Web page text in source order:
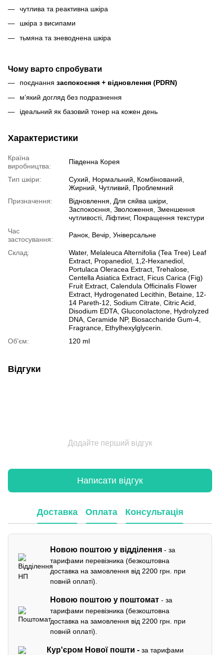
чутлива та реактивна шкіра
шкіра з висипами
тьмяна та зневоднена шкіра
Чому варто спробувати
поєднання заспокоєння + відновлення (PDRN)
м’який догляд без подразнення
ідеальний як базовий тонер на кожен день
Характеристики
Країна
виробництва:
Південна Корея
Тип шкіри:
Сухий, Нормальний, Комбінований,
Жирний, Чутливий, Проблемний
Призначення:
Відновлення, Для сяйва шкіри,
Заспокоєння, Зволоження, Зменшення
чутливості, Ліфтинг, Покращення текстури
Час
застосування:
Ранок, Вечір, Універсальне
Склад:
Water, Melaleuca Alternifolia (Tea Tree) Leaf
Extract, Propanediol, 1,2-Hexanediol,
Portulaca Oleracea Extract, Trehalose,
Centella Asiatica Extract, Ficus Carica (Fig)
Fruit Extract, Calendula Officinalis Flower
Extract, Hydrogenated Lecithin, Betaine, 12-
14 Pareth-12, Sodium Citrate, Citric Acid,
Disodium EDTA, Gluconolactone, Hydrolyzed
DNA, Ceramide NP, Biosaccharide Gum-4,
Fragrance, Ethylhexylglycerin.
Об'єм:
120 ml
Відгуки
Додайте перший відгук
Написати відгук
Доставка Оплата Консультація
Новою поштою у відділення - за
тарифами перевізника (безкоштовна
доставка на замовлення від 2200 грн. при
повній оплаті).
Новою поштою у поштомат - за
тарифами перевізника (безкоштовна
доставка на замовлення від 2200 грн. при
повній оплаті).
Кур'єром Нової пошти -за тарифами